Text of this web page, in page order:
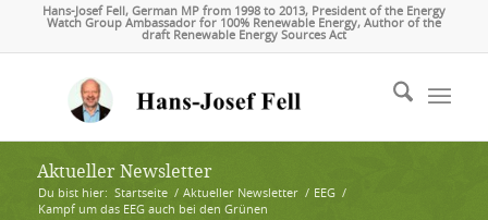
Hans-Josef Fell, German MP from 1998 to 2013, President of the Energy
Watch Group Ambassador for 100% Renewable Energy, Author of the
draft Renewable Energy Sources Act
Aktueller Newsletter
Du bist hier: Startseite / Aktueller Newsletter / EEG /
Kampf um das EEG auch bei den Grünen